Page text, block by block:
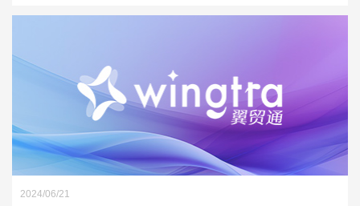
2024/06/21